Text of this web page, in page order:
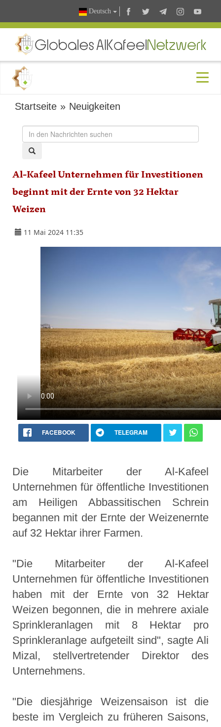
Deutsch
Startseite » Neuigkeiten
Al-Kafeel Unternehmen für Investitionen
beginnt mit der Ernte von 32 Hektar
Weizen
11 Mai 2024 11:35
FACEBOOK TELEGRAM
Die Mitarbeiter der Al-Kafeel
Unternehmen für öffentliche Investitionen
am Heiligen Abbassitischen Schrein
begannen mit der Ernte der Weizenernte
auf 32 Hektar ihrer Farmen.
"Die Mitarbeiter der Al-Kafeel
Unternehmen für öffentliche Investitionen
haben mit der Ernte von 32 Hektar
Weizen begonnen, die in mehrere axiale
Sprinkleranlagen mit 8 Hektar pro
Sprinkleranlage aufgeteilt sind", sagte Ali
Mizal, stellvertretender Direktor des
Unternehmens.
"Die diesjährige Weizensaison ist die
beste im Vergleich zu früheren Saisons,